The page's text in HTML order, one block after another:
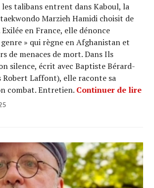
les talibans entrent dans Kaboul, la
Marzieh Hamidi choisit de
en France, elle dénonce
» qui règne en Afghanistan et
de menaces de mort. Dans Ils
silence, écrit avec Baptiste Bérard-
Laffont), elle raconte sa
combat. Entretien. Continuer de lire